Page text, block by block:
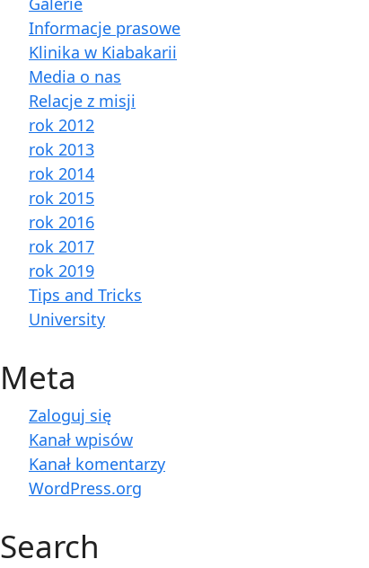
Informacje prasowe
Klinika w Kiabakarii
Media o nas
Relacje z misji
rok 2012
rok 2013
rok 2014
rok 2015
rok 2016
rok 2017
rok 2019
Tips and Tricks
University
Meta
Zaloguj się
Kanał wpisów
Kanał komentarzy
WordPress.org
Search